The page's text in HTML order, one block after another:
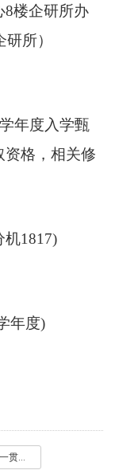
8楼企研所办
所）
年度入学甄
资格，相关修
机1817)
年度)
附件2_MBA五年一贯修读办法.pdf